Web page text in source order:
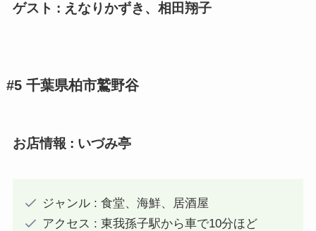
ゲスト : えなりかずき、相田翔子
#5 千葉県柏市鷲野谷
お店情報 : いづみ亭
ジャンル : 食堂、海鮮、居酒屋
アクセス : 東我孫子駅から車で10分ほど